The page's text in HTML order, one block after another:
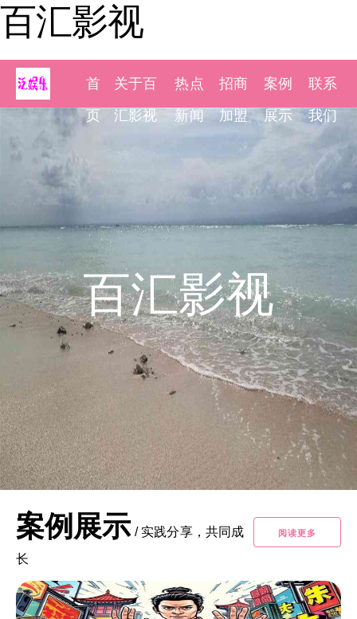
百汇影视
首
页
关于百
汇影视
热点
新闻
招商
加盟
案例
展示
联系
我们
百汇影视
案例展示 / 实践分享，共同成
长
阅读更多